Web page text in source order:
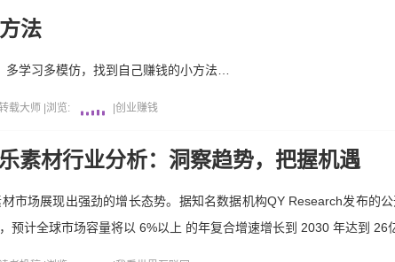
法
学习多模仿，找到自己赚钱的小方法…
载大师 浏览: 创业赚钱
素材行业分析：洞察趋势，把握机遇
市场展现出强劲的增长态势。据知名数据机构QY Research发布的
预计全球市场容量将以 6%以上 的年复合增速增长到 2030 年达到 26